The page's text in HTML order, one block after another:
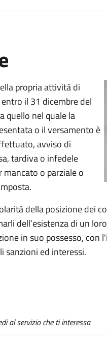
propria attività di
il 31 dicembre del
quello nel quale la
o il versamento è
avviso di
tardiva o infedele
o parziale o
della posizione dei
dell’esistenza di un
in suo possesso, con
sanzioni ed interessi.
al servizio che ti interessa